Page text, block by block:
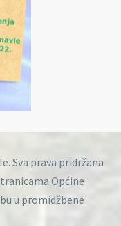
Sva prava pridržana
Općine
u promidžbene